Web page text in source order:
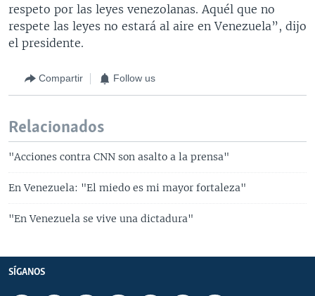
respeto por las leyes venezolanas. Aquél que no
respete las leyes no estará al aire en Venezuela”, dijo
el presidente.
Compartir Follow us
Relacionados
"Acciones contra CNN son asalto a la prensa"
En Venezuela: "El miedo es mi mayor fortaleza"
"En Venezuela se vive una dictadura"
SÍGANOS